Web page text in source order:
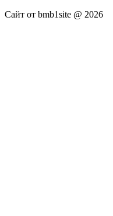
Сайт от bmb1site @ 2026